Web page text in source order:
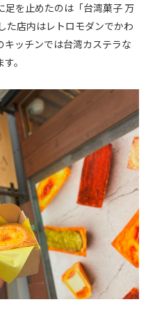
を止めたのは「台湾菓子 万
た店内はレトロモダンでかわ
ッチンでは台湾カステラな
。